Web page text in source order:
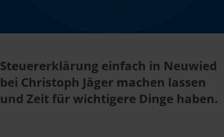
Steuererklärung einfach in Neuwied
bei Christoph Jäger machen lassen
und Zeit für wichtigere Dinge haben.